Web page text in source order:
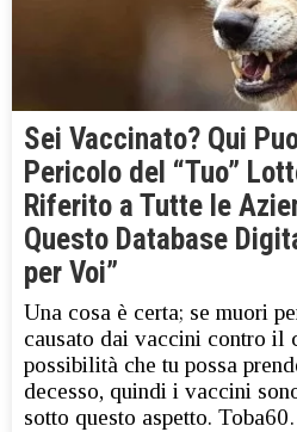
Sei Vaccinato? Qui
Pericolo del “Tuo”
Riferito a Tutte le
Questo Database
per Voi”
Una cosa è certa; se muori
causato dai vaccini contro il
possibilità che tu possa
decesso, quindi i vaccini
sotto questo aspetto.